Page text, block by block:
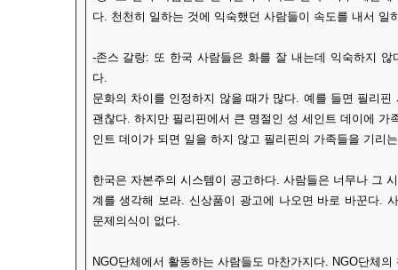
다. 천천히 일하는 것에 익숙했던 사람들이 속도를 내서 일
-존스 갈랑: 또 한국 사람들은 화를 잘 내는데 익숙하지
다.
문화의 차이를 인정하지 않을 때가 많다. 예를 들면 필리
괜찮다. 하지만 필리핀에서 큰 명절인 성 세인트 데이에
인트 데이가 되면 일을 하지 않고 필리핀의 가족들을 기리
한국은 자본주의 시스템이 공고하다. 사람들은 너무나 그
계를 생각해 보라. 신상품이 광고에 나오면 바로 바꾼다.
문제의식이 없다.
NGO단체에서 활동하는 사람들도 마찬가지다. NGO단체